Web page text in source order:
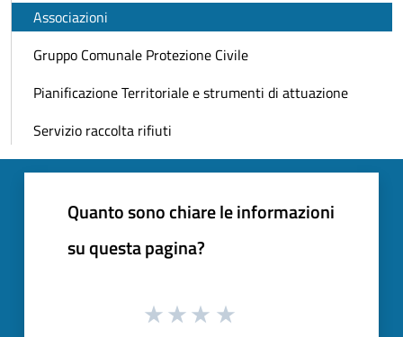
Associazioni
Gruppo Comunale Protezione Civile
Pianificazione Territoriale e strumenti di attuazione
Servizio raccolta rifiuti
Quanto sono chiare le informazioni
su questa pagina?